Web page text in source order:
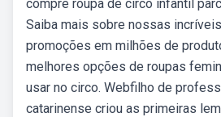
compre roupa de circo infantil
Saiba mais sobre nossas
promoções em milhões de
melhores opções de roupas
usar no circo. Webfilho de
catarinense criou as primeiras